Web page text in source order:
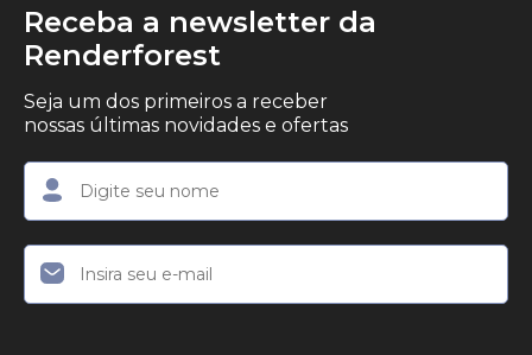
Receba a newsletter da
Renderforest
Seja um dos primeiros a receber
nossas últimas novidades e ofertas